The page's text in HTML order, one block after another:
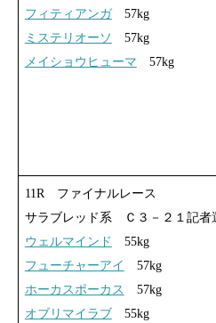
フィティアンガ57kg
ミステリオーソ
57kg
メイショウヒューマ 57kg
11R ファイナルレース
サラブレッド系 Ｃ３－２１記
ウェルマインド
55kg
フューチャーアイ
57kg
ホーカスポーカス
57kg
オブリマイラブ 55kg